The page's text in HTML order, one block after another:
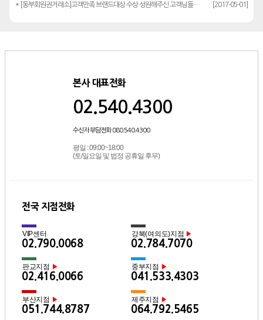
* [동부회원권거래소]고객만족 브랜드대상 수상 성원해주신 고객님들께 감사드립… [2017-05-01]
본사 대표전화
02.540.4300
수신자 부담전화 080.540.4300
평일 : 09:00~18:00
(토/일요일 및 법정 공휴일 후무)
전국 지점전화
VIP센터
02.790.0068
강북(여의도)지점 ▶
02.784.7070
판교지점 ▶
02.416.0066
중부지점 ▶
041.533.4303
부산지점 ▶
051.744.8787
제주지점 ▶
064.792.5465